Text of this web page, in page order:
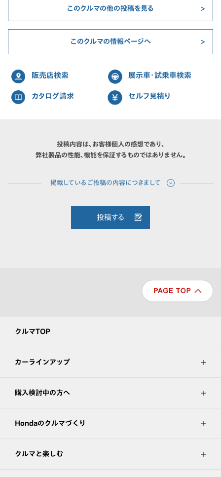
このクルマの他の投稿を見る
このクルマの情報ページへ
販売店検索 展示車・試乗車検索
カタログ請求 セルフ見積り
投稿内容は、お客様個人の感想であり、
弊社製品の性能、機能を保証するものではありません。
投稿する
クルマTOP
カーラインアップ
購入検討中の方へ
Hondaのクルマづくり
クルマと楽しむ